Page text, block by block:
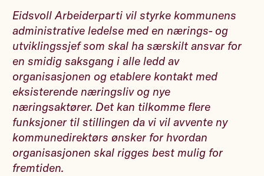
Eidsvoll Arbeiderparti vil styrke kommunens
administrative ledelse med en nærings- og
utviklingssjef som skal ha særskilt ansvar for
en smidig saksgang i alle ledd av
organisasjonen og etablere kontakt med
eksisterende næringsliv og nye
næringsaktører. Det kan tilkomme flere
funksjoner til stillingen da vi vil avvente ny
kommunedirektørs ønsker for hvordan
organisasjonen skal rigges best mulig for
fremtiden.